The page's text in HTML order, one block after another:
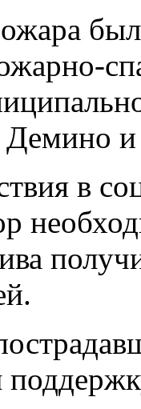
Демино
в